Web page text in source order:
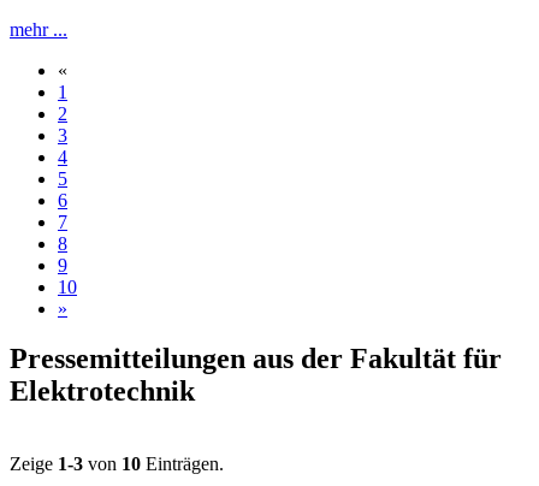
mehr ...
«
1
2
3
4
5
6
7
8
9
10
»
Pressemitteilungen aus der Fakultät für
Elektrotechnik
Zeige 1-3 von 10 Einträgen.